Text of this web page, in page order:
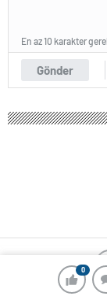
0
Gönder
En az 10 karakter